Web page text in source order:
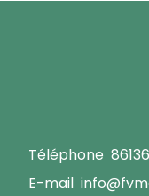
Téléphone
E-mail